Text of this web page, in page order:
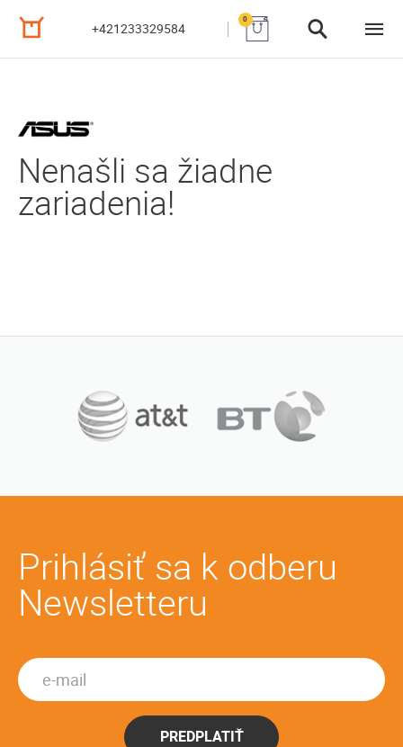
+421233329584
0
Nenašli sa žiadne
zariadenia!
Prihlásiť sa k odberu
Newsletteru
PREDPLATIŤ